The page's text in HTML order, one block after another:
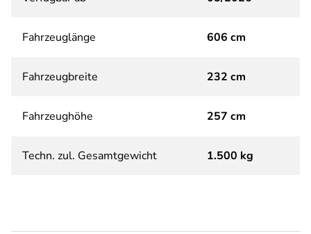
Fahrzeuglänge 606 cm
Fahrzeugbreite 232 cm
Fahrzeughöhe 257 cm
Techn. zul. Gesamtgewicht 1.500 kg